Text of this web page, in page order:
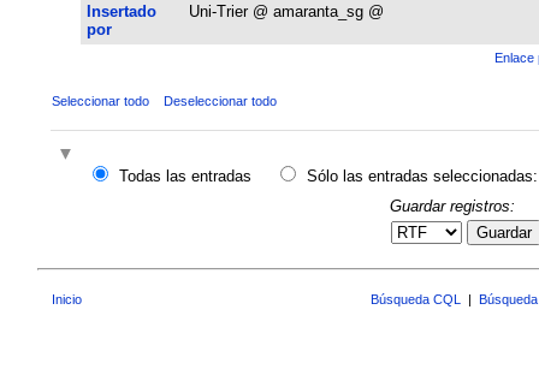
Insertado
por
Uni-Trier @ amaranta_sg @
Enlace
Seleccionar todo Deseleccionar todo
Todas las entradas
Sólo las entradas seleccionadas:
Guardar registros:
Guardar
Inicio Búsqueda CQL